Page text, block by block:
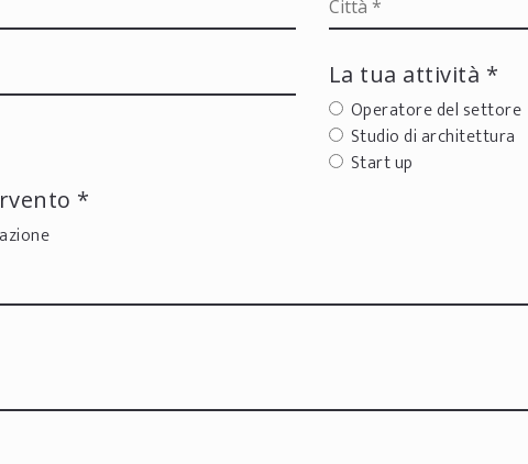
La tua attività *
Operatore del settore
Studio di architettura
Start up
*